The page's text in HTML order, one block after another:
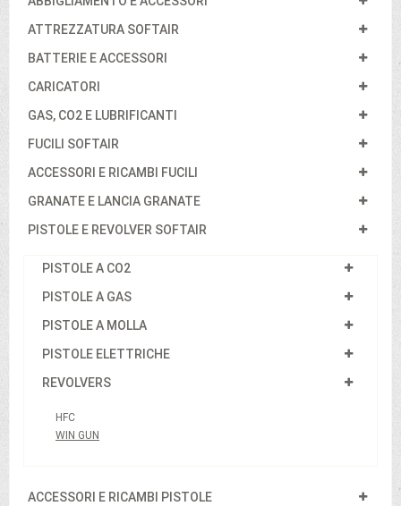
ATTREZZATURA SOFTAIR
BATTERIE E ACCESSORI
CARICATORI
GAS, CO2 E LUBRIFICANTI
FUCILI SOFTAIR
ACCESSORI E RICAMBI FUCILI
GRANATE E LANCIA GRANATE
PISTOLE E REVOLVER SOFTAIR
PISTOLE A CO2
PISTOLE A GAS
PISTOLE A MOLLA
PISTOLE ELETTRICHE
REVOLVERS
HFC
WIN GUN
ACCESSORI E RICAMBI PISTOLE